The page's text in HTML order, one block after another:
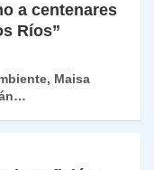
a centenares
Ríos”
Maisa